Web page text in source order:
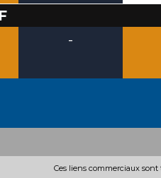
-
Ces liens commerciaux